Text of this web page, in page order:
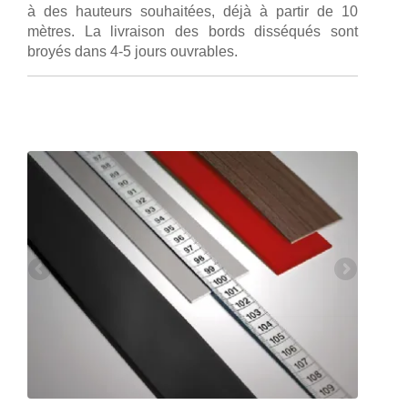
à des hauteurs souhaitées, déjà à partir de 10
mètres. La livraison des bords disséqués sont
broyés dans 4-5 jours ouvrables.